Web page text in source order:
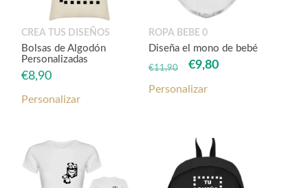
CREA TUS DISEÑOS
Bolsas de Algodón
Personalizadas
€8,90
Personalizar
ROPA BEBE 0
Diseña el mono de bebé
€11,90
El
€9,80El
Personalizar